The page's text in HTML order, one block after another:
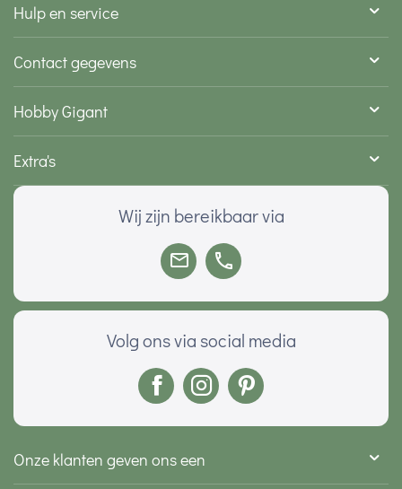
Hulp en service
Contact gegevens
Hobby Gigant
Extra's
Wij zijn bereikbaar via
Volg ons via social media
Onze klanten geven ons een